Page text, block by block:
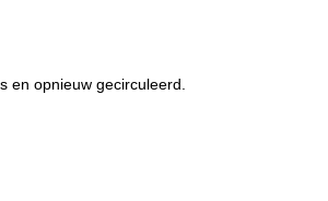
en opnieuw gecirculeerd.